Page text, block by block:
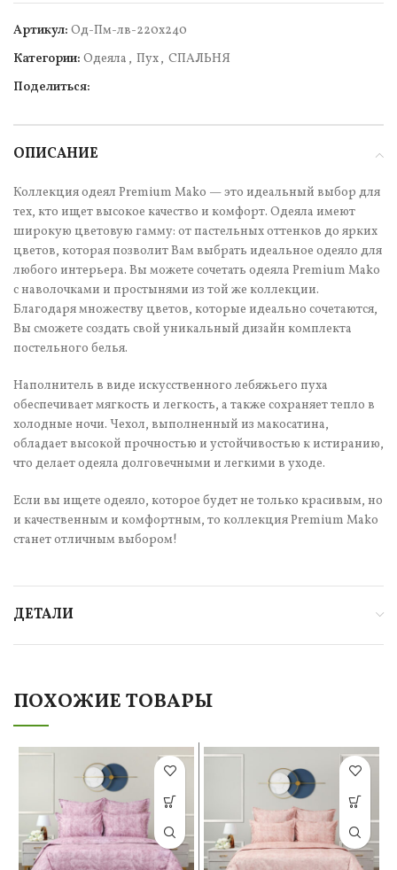
Артикул: Од-Пм-лв-220х240
Категории: Одеяла , Пух, СПАЛЬНЯ
Поделиться:
ОПИСАНИЕ
Коллекция одеял Premium Mako — это идеальный выбор для
тех, кто ищет высокое качество и комфорт. Одеяла имеют
широкую цветовую гамму: от пастельных оттенков до ярких
цветов, которая позволит Вам выбрать идеальное одеяло для
любого интерьера. Вы можете сочетать одеяла Premium Mako
с наволочками и простынями из той же коллекции.
Благодаря множеству цветов, которые идеально сочетаются,
Вы сможете создать свой уникальный дизайн комплекта
постельного белья.
Наполнитель в виде искусственного лебяжьего пуха
обеспечивает мягкость и легкость, а также сохраняет тепло в
холодные ночи. Чехол, выполненный из макосатина,
обладает высокой прочностью и устойчивостью к истиранию,
что делает одеяла долговечными и легкими в уходе.
Если вы ищете одеяло, которое будет не только красивым, но
и качественным и комфортным, то коллекция Premium Mako
станет отличным выбором!
ДЕТАЛИ
ПОХОЖИЕ ТОВАРЫ